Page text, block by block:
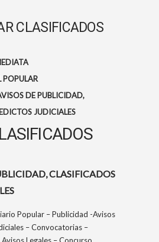
CLASIFICADOS
POPULAR
DE PUBLICIDAD,
JUDICIALES
CLASIFICADOS
Popular – Publicidad -Avisos
– Convocatorias –
Legales – Concurso